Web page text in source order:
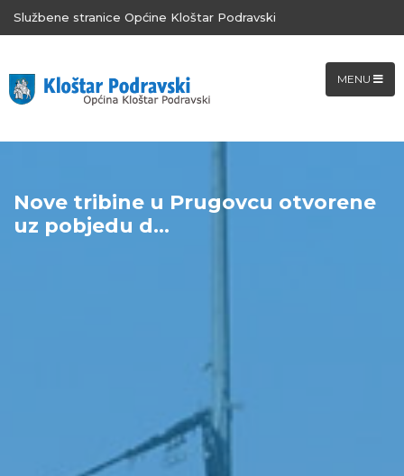
Službene stranice Općine Kloštar Podravski
MENU
Nove tribine u Prugovcu otvorene
uz pobjedu d...